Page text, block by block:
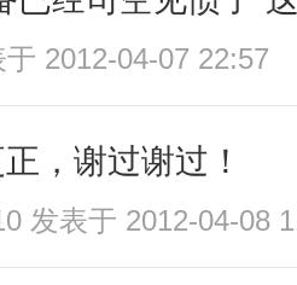
于 2012-04-07 22:57
，谢过谢过！
发表于 2012-04-08